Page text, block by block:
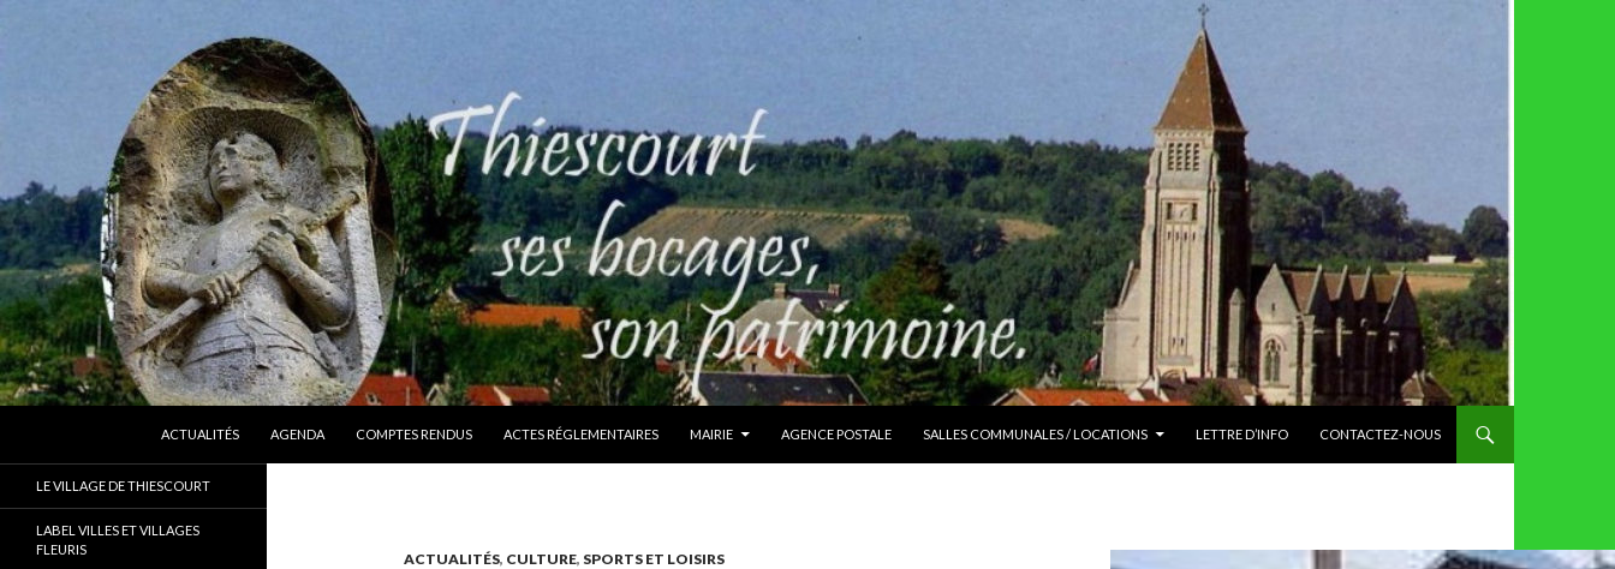
ACTUALITÉS
AGENDA COMPTES RENDUS ACTES RÉGLEMENTAIRES MAIRIE AGENCE POSTALE SALLES COMMUNALES / LOCATIONS LETTRE D’INFO CONTACTEZ-NOUS
ACTUALITÉS, CULTURE, SPORTS ET LOISIRS
Thiescourt (Oise)
LE VILLAGE DE THIESCOURT
LABEL VILLES ET VILLAGES
FLEURIS